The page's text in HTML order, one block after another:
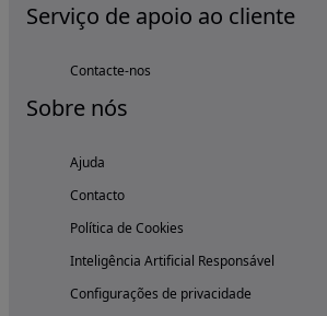
Serviço de apoio ao cliente
Contacte-nos
Sobre nós
Ajuda
Contacto
Política de Cookies
Inteligência Artificial Responsável
Configurações de privacidade